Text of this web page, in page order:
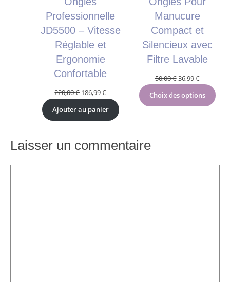
Professionnelle
JD5500 – Vitesse
Réglable et
Ergonomie
Confortable
220,00€ Le
initial
186,99€Le
prix
actuel
186,99 €.
Ajouter au panier
Manucure
Compact et
Silencieux avec
Filtre Lavable
50,00€Le
initial
36,99€Le
prix
actuel
Choix des options
Laisser un commentaire